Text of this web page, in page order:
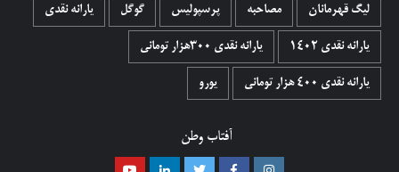
لیگ قهرمانان مصاحبه پرسپولیس گوگل یارانه نقدی
یارانه نقدی 1402 یارانه نقدی ۳۰۰هزار تومانی
یارانه نقدی ۴۰۰ هزار تومانی یورو
آفتاب وطن